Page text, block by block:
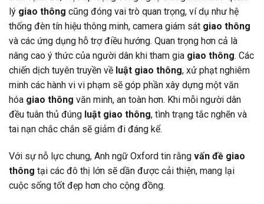
lý giao thông cũng đóng vai trò quan trọng, ví dụ như hệ
thống đèn tín hiệu thông minh, camera giám sát giao thông
và các ứng dụng hỗ trợ điều hướng. Quan trọng hơn cả là
nâng cao ý thức của người dân khi tham gia giao thông. Các
chiến dịch tuyên truyền về luật giao thông, xử phạt nghiêm
minh các hành vi vi phạm sẽ góp phần xây dựng một văn
hóa giao thông văn minh, an toàn hơn. Khi mỗi người dân
đều tuân thủ đúng luật giao thông, tình trạng tắc nghẽn và
tai nạn chắc chắn sẽ giảm đi đáng kể.
Với sự nỗ lực chung, Anh ngữ Oxford tin rằng vấn đề giao
thông tại các đô thị lớn sẽ dần được cải thiện, mang lại
cuộc sống tốt đẹp hơn cho cộng đồng.